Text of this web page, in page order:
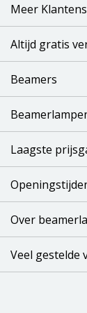
Meer
Altijd gratis
Beamers
Laagste
Over
Veel gestelde